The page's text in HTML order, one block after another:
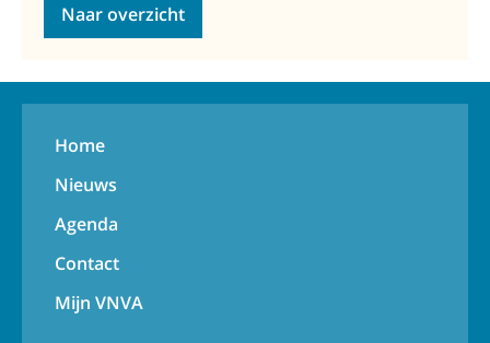
Naar overzicht
Home
Nieuws
Agenda
Contact
Mijn VNVA